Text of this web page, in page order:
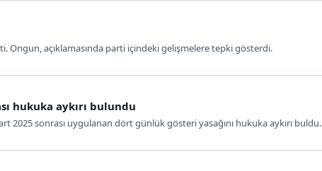
Ongun, açıklamasında parti içindeki gelişmelere tepki gösterdi.
hukuka aykırı bulundu
2025 sonrası uygulanan dört günlük gösteri yasağını hukuka aykırı buldu.